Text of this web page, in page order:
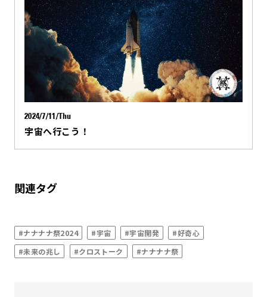
2024/7/11/Thu
宇宙へ行こう！
関連タグ
#ナナナナ祭2024 #宇宙 #宇宙開発
#好奇心
#未来の兆し
#クロストーク #ナナナナ祭